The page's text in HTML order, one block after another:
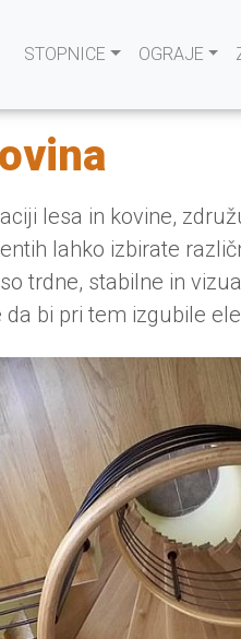
STOPNICE OGRAJE
lesa in kovine,
lahko izbirate
trdne, stabilne in
bi pri tem izgubile